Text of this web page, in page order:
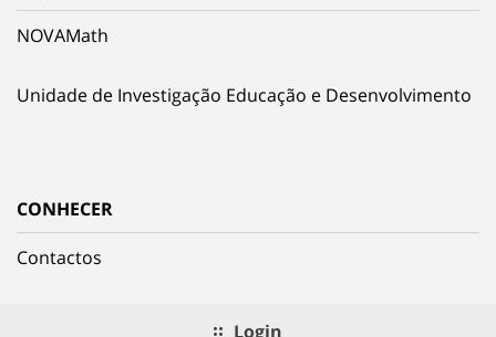
NOVAMath
Unidade de Investigação Educação e Desenvolvimento
CONHECER
Contactos
Login